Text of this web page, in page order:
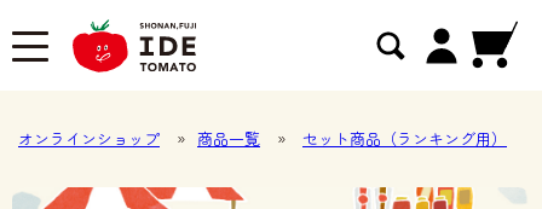
オンラインショップ » 商品一覧 » セット商品（ランキング用）